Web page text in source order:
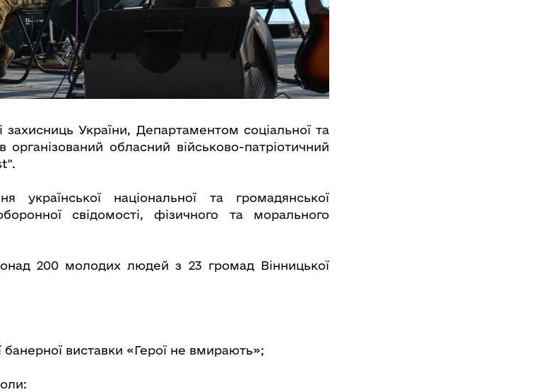
захисниць України, Департаментом соціальної та
обласний військово-патріотичний
національної та громадянської
свідомості, фізичного та морального
200 молодих людей з 23 громад Вінницької
виставки «Герої не вмирають»;